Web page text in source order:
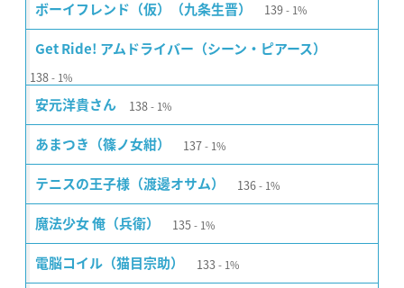
ボーイフレンド（仮）（九条生晋） 139 1%
Get Ride! アムドライバー（シーン・ピアース）
138 1%
安元洋貴さん 138 1%
あまつき（篠ノ女紺） 137 1%
テニスの王子様（渡邊オサム） 136 1%
魔法少女 俺（兵衛） 135 1%
電脳コイル（猫目宗助） 133 1%